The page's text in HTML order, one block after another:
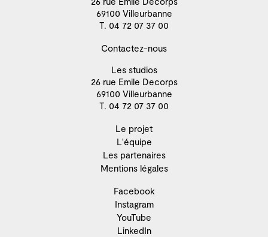
69100 Villeurbanne
T. 04 72 07 37 00
Contactez-nous
Les studios
26 rue Emile Decorps
69100 Villeurbanne
T. 04 72 07 37 00
Le projet
L'équipe
Les partenaires
Mentions légales
Facebook
Instagram
YouTube
LinkedIn